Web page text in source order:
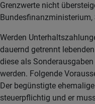
Grenzwerte nicht
Werden
dauernd getrennt
diese als
werden. Folgende
Der begünstigte
steuerpflichtig und er